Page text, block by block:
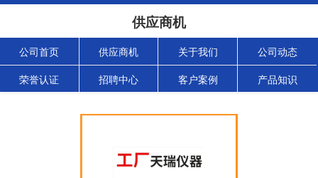
供应商机
公司首页 供应商机 关于我们 公司动态
荣誉认证 招聘中心 客户案例 产品知识